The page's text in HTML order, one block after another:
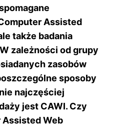
Assisted
także badania
zależności od grupy
zasobów
sposoby
najczęściej
jest CAWI. Czy
Web